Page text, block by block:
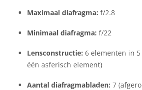
Maximaal diafragma: f/2.8
Minimaal diafragma: f/22
Lensconstructie: 6 elementen in
één asferisch element)
Aantal diafragmabladen: 7